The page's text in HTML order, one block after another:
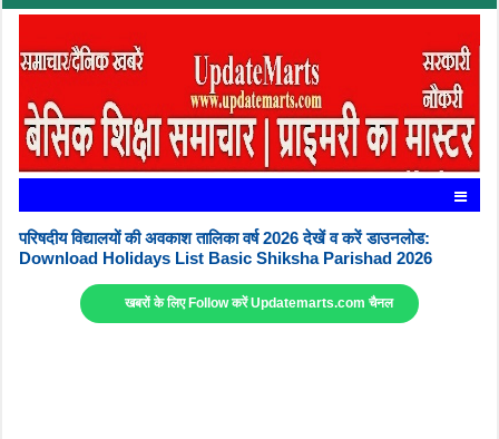
परिषदीय विद्यालयों की अवकाश तालिका वर्ष 2026 देखें व करें डाउनलोड:
Download Holidays List Basic Shiksha Parishad 2026
खबरों के लिए Follow करें Updatemarts.com चैनल